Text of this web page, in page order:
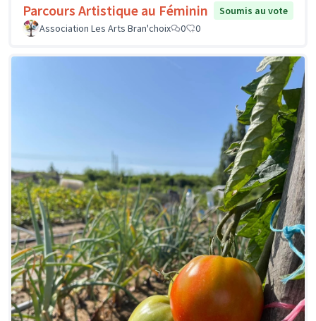
Parcours Artistique au Féminin
Soumis au vote
Association Les Arts Bran'choix
0 0